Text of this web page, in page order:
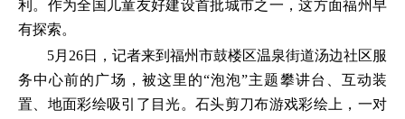
利。作为全国儿童友好建设首批城市之一，这方面福州早
有探索。
5月26日，记者来到福州市鼓楼区温泉街道汤边社区服
务中心前的广场，被这里的“泡泡”主题攀讲台、互动装
置、地面彩绘吸引了目光。石头剪刀布游戏彩绘上，一对